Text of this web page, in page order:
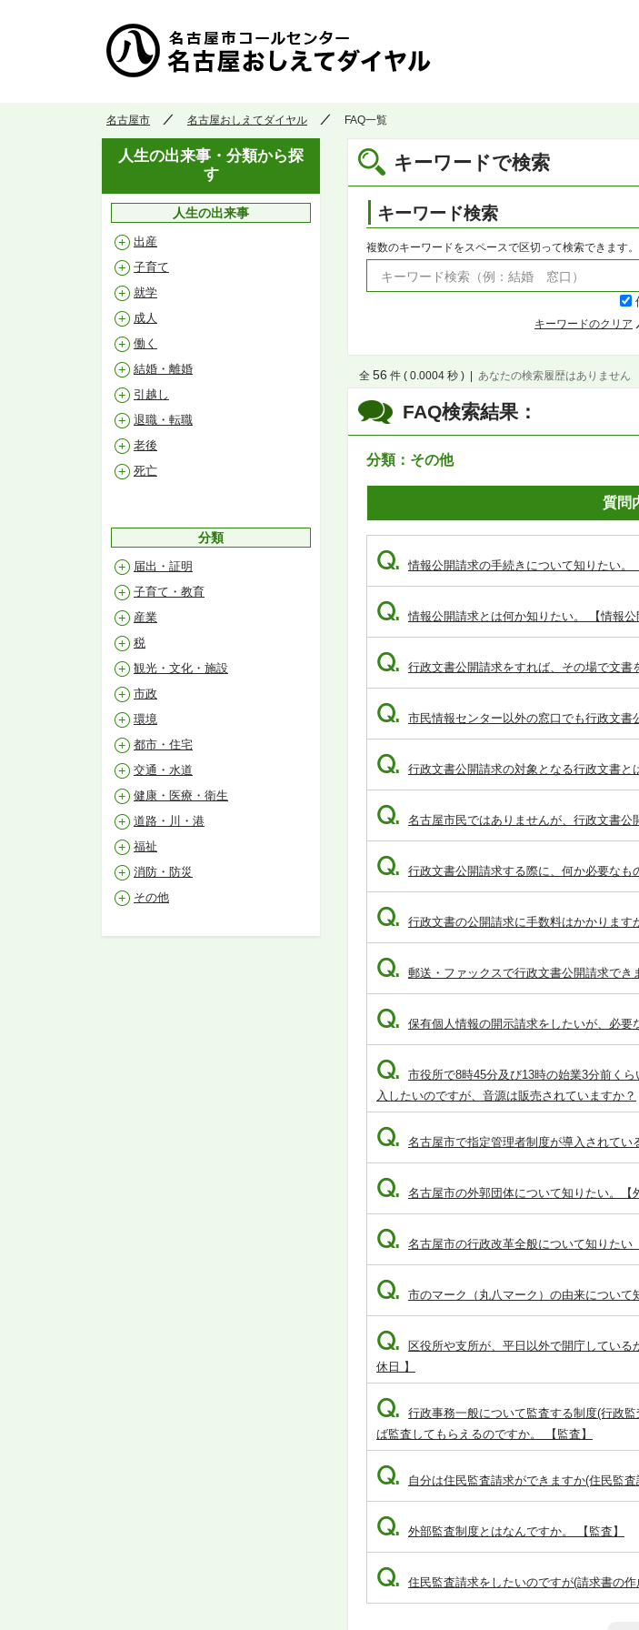
名古屋市 名古屋おしえてダイヤル FAQ一覧
キーワードで検索
キーワード検索
複数のキーワードをスペースで区切って検索できます。
キーワードのクリア
FAQ検索結果：
分類：その他
全 56 件 ( 0.0004 秒 ) あなたの検索履歴はありません
質問
Q. 情報公開請求の手続きについて知りたい。
Q. 情報公開請求とは何か知りたい。 【情報公
Q. 行政文書公開請求をすれば、その場で文書
Q. 市民情報センター以外の窓口でも行政文書
Q. 行政文書公開請求の対象となる行政文書と
Q. 名古屋市民ではありませんが、行政文書公
Q. 行政文書公開請求する際に、何か必要なも
Q. 行政文書の公開請求に手数料はかかります
Q. 郵送・ファックスで行政文書公開請求でき
Q. 保有個人情報の開示請求をしたいが、必要
Q.
市役所で8時45分及び13時の始業3分前く
入したいのですが、音源は販売されていますか？
Q. 名古屋市で指定管理者制度が導入されてい
Q. 名古屋市の外郭団体について知りたい。【
Q. 名古屋市の行政改革全般について知りたい
Q. 市のマーク（丸八マーク）の由来について
Q.
区役所や支所が、平日以外で開庁してい
休日 】
Q.
行政事務一般について監査する制度(行政
ば監査してもらえるのですか。 【監査】
Q. 自分は住民監査請求ができますか(住民監査
Q. 外部監査制度とはなんですか。 【監査】
Q. 住民監査請求をしたいのですが(請求書の作
人生の出来事・分類から探
す
人生の出来事
出産
子育て
就学
成人
働く
結婚・離婚
引越し
退職・転職
老後
死亡
分類
届出・証明
子育て・教育
産業
税
観光・文化・施設
市政
環境
都市・住宅
交通・水道
健康・医療・衛生
道路・川・港
福祉
消防・防災
その他